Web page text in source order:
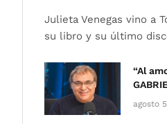
Julieta Venegas vino a
su libro y su último
“Al
agosto